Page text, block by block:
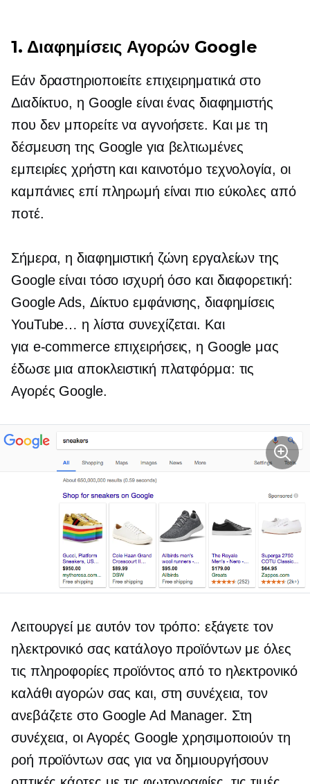
1. Διαφημίσεις Αγορών Google
Εάν δραστηριοποιείτε επιχειρηματικά στο
Διαδίκτυο, η Google είναι ένας διαφημιστής
που δεν μπορείτε να αγνοήσετε. Και με τη
δέσμευση της Google για βελτιωμένες
εμπειρίες χρήστη και καινοτόμο τεχνολογία, οι
καμπάνιες επί πληρωμή είναι πιο εύκολες από
ποτέ.
Σήμερα, η διαφημιστική ζώνη εργαλείων της
Google είναι τόσο ισχυρή όσο και διαφορετική:
Google Ads, Δίκτυο εμφάνισης, διαφημίσεις
YouTube… η λίστα συνεχίζεται. Και
για e-commerceεπιχειρήσεις, η Google μας
έδωσε μια αποκλειστική πλατφόρμα: τις
Αγορές Google.
Λειτουργεί με αυτόν τον τρόπο: εξάγετε τον
ηλεκτρονικό σας κατάλογο προϊόντων με όλες
τις πληροφορίες προϊόντος από το ηλεκτρονικό
καλάθι αγορών σας και, στη συνέχεια, τον
ανεβάζετε στο Google Ad Manager. Στη
συνέχεια, οι Αγορές Google χρησιμοποιούν τη
ροή προϊόντων σας για να δημιουργήσουν